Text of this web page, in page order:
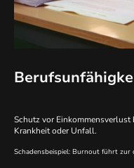
Schutz vor
Krankheit oder Unfall.
Schadensbeispiel: Burnout führt zur